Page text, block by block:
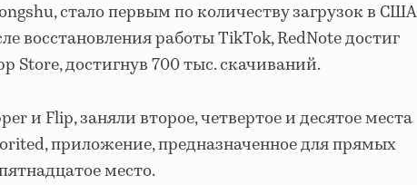
стало первым по количеству загрузок в США
восстановления работы TikTok, RedNote достиг
Store, достигнув 700 тыс. скачиваний.
и Flip, заняли второе, четвертое и десятое места
приложение, предназначенное для прямых
место.